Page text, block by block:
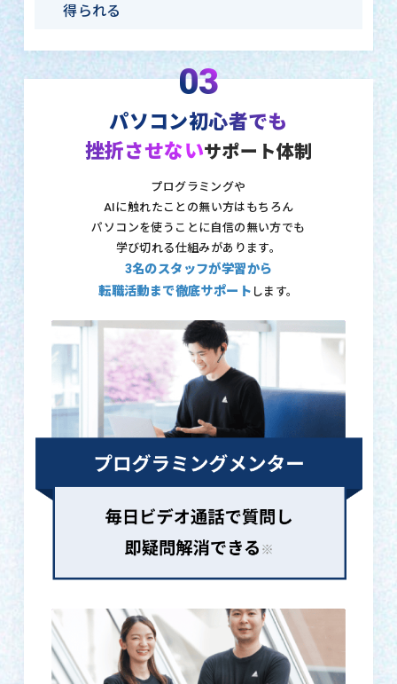
得られる
03
パソコン初心者でも
挫折させないサポート体制
プログラミングや
AIに触れたことの無い方はもちろん
パソコンを使うことに自信の無い方でも
学び切れる仕組みがあります。
3名のスタッフが学習から
転職活動まで徹底サポート します。